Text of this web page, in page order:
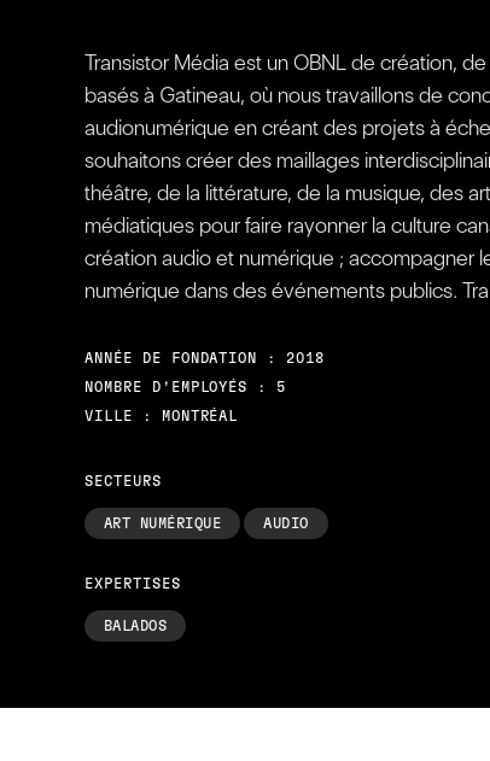
Transistor Média est un OBNL de création,
basés à Gatineau, où nous travaillons de
audionumérique en créant des projets à
souhaitons créer des maillages
théâtre, de la littérature, de la musique, des
médiatiques pour faire rayonner la culture
création audio et numérique ; accompagner
numérique dans des événements publics.
ANNÉE DE FONDATION : 2018
NOMBRE D’EMPLOYÉS : 5
VILLE : MONTRÉAL
SECTEURS
ART NUMÉRIQUE AUDIO
EXPERTISES
BALADOS